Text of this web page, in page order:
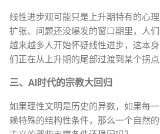
线性进步观可能只是上升期特有的心
扩张、问题还没爆发的窗口期里，人们
越来越多人开始怀疑线性进步，这本
们正在从上升期的尾部过渡到某个拐点
三、AI时代的宗教大回归
如果理性文明是历史的异数，如果每
赖特殊的结构性条件，那么一个自然